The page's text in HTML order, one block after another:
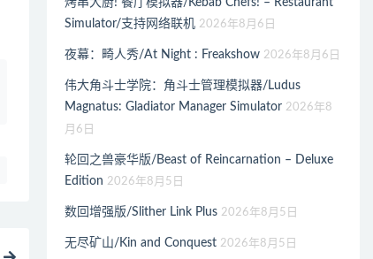
烤串大厨! 餐厅模拟器/Kebab Chefs! – Restaurant
Simulator/支持网络联机 2026年8月6日
夜幕：畸人秀/At Night : Freakshow 2026年8月6日
伟大角斗士学院：角斗士管理模拟器/Ludus
Magnatus: Gladiator Manager Simulator 2026年8
月6日
轮回之兽豪华版/Beast of Reincarnation – Deluxe
Edition 2026年8月5日
数回增强版/Slither Link Plus 2026年8月5日
无尽矿山/Kin and Conquest 2026年8月5日